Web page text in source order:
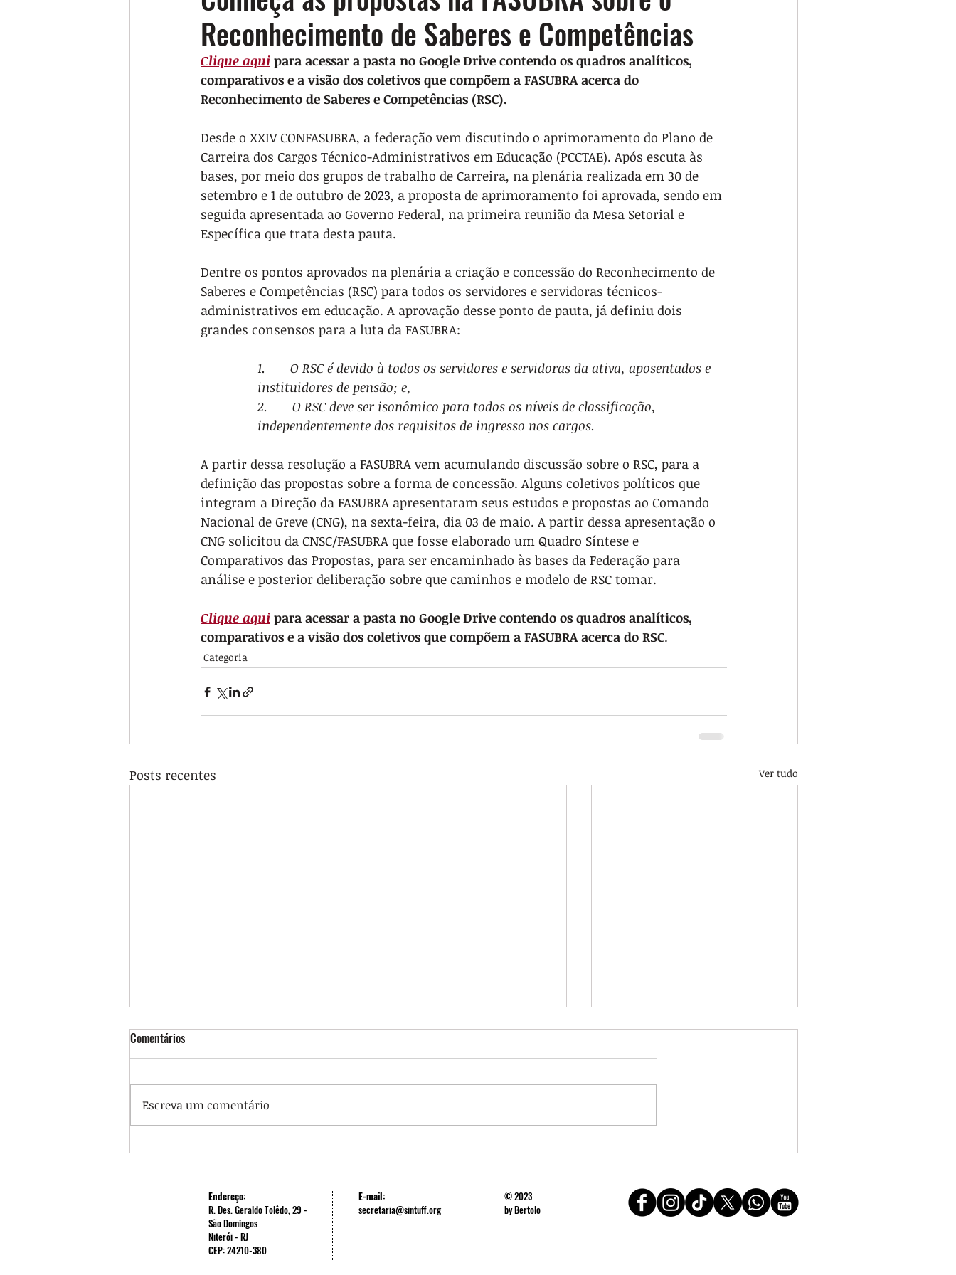
Reconhecimento de Saberes e Competências
Clique aqui para acessar a pasta no Google Drive contendo os quadros analíticos,
comparativos e a visão dos coletivos que compõem a FASUBRA acerca do
Reconhecimento de Saberes e Competências (RSC).
Desde o XXIV CONFASUBRA, a federação vem discutindo o aprimoramento do Plano de
Carreira dos Cargos Técnico-Administrativos em Educação (PCCTAE). Após escuta às
bases, por meio dos grupos de trabalho de Carreira, na plenária realizada em 30 de
setembro e 1 de outubro de 2023, a proposta de aprimoramento foi aprovada, sendo em
seguida apresentada ao Governo Federal, na primeira reunião da Mesa Setorial e
Específica que trata desta pauta.
Dentre os pontos aprovados na plenária a criação e concessão do Reconhecimento de
Saberes e Competências (RSC) para todos os servidores e servidoras técnicos-
administrativos em educação. A aprovação desse ponto de pauta, já definiu dois
grandes consensos para a luta da FASUBRA:
1.       O RSC é devido à todos os servidores e servidoras da ativa, aposentados e
instituidores de pensão; e,
2.       O RSC deve ser isonômico para todos os níveis de classificação,
independentemente dos requisitos de ingresso nos cargos.
A partir dessa resolução a FASUBRA vem acumulando discussão sobre o RSC, para a
definição das propostas sobre a forma de concessão. Alguns coletivos políticos que
integram a Direção da FASUBRA apresentaram seus estudos e propostas ao Comando
Nacional de Greve (CNG), na sexta-feira, dia 03 de maio. A partir dessa apresentação o
CNG solicitou da CNSC/FASUBRA que fosse elaborado um Quadro Síntese e
Comparativos das Propostas, para ser encaminhado às bases da Federação para
análise e posterior deliberação sobre que caminhos e modelo de RSC tomar.
Clique aqui para acessar a pasta no Google Drive contendo os quadros analíticos,
comparativos e a visão dos coletivos que compõem a FASUBRA acerca do RSC.
Categoria
Posts recentes Ver tudo
Já é possível requerer o RSC, saiba
UFF publica normas para o RSC,
Uma greve com vitórias parciais,
setores majoritários da FASUBRA
Comentários
Escreva um comentário
Endereço:
R. Des. Geraldo Tolêdo, 29 -
São Domingos
Niterói - RJ
CEP: 24210-380
E-mail:
secretaria@sintuff.org
© 2023
by Bertolo